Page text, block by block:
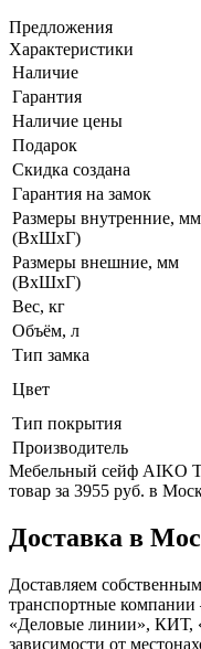
Предложения
Характеристики
Наличие
Гарантия
Наличие цены
Подарок
Скидка создана
Гарантия на замок
Размеры внутренние, мм
(ВхШхГ)
Размеры внешние, мм
(ВхШхГ)
Вес, кг
Объём, л
Тип замка
Цвет
Тип покрытия
Производитель
Мебельный сейф AIKO T
товар за 3955 руб. в
Доставка в
Доставляем
транспортные
«Деловые линии», КИТ,
зависимости от